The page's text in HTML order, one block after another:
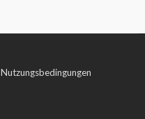
Nutzungsbedingungen